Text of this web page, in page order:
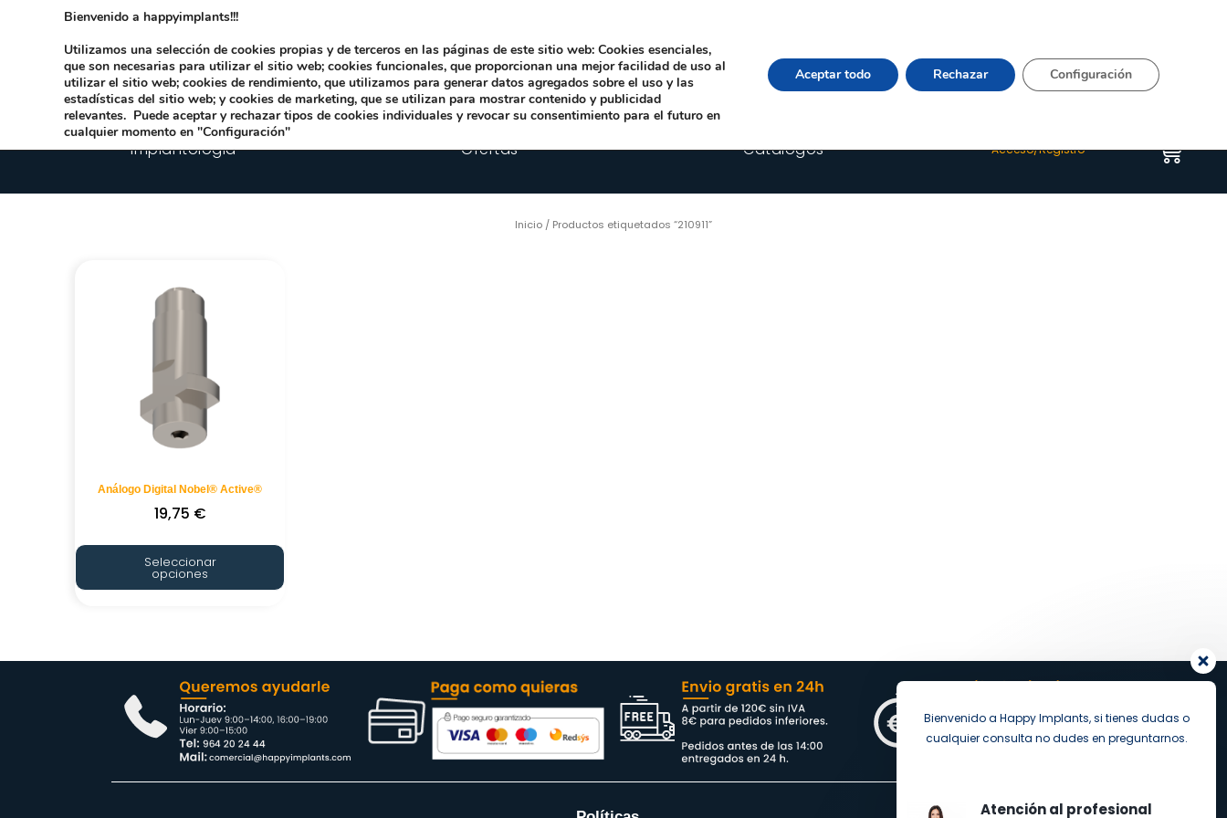
Dirección:
Quienes somos Happyblog Contacto
Implantologia Ofertas Catálogos Acceso/Registro
Inicio / Productos etiquetados “210911”
Análogo Digital Nobel® Active®
19,75 €
Seleccionar
opciones
Bienvenido a happyimplants!!!
Utilizamos una selección de cookies propias y de terceros en las páginas de este sitio web: Cookies esenciales,
que son necesarias para utilizar el sitio web; cookies funcionales, que proporcionan una mejor facilidad de uso al
utilizar el sitio web; cookies de rendimiento, que utilizamos para generar datos agregados sobre el uso y las
estadísticas del sitio web; y cookies de marketing, que se utilizan para mostrar contenido y publicidad
relevantes. Puede aceptar y rechazar tipos de cookies individuales y revocar su consentimiento para el futuro en
cualquier momento en "Configuración"
Aceptar todo Rechazar Configuración
Bienvenido a Happy Implants, si tienes dudas o
cualquier consulta no dudes en preguntarnos.
Atención al profesional